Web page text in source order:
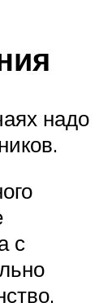
надо
с